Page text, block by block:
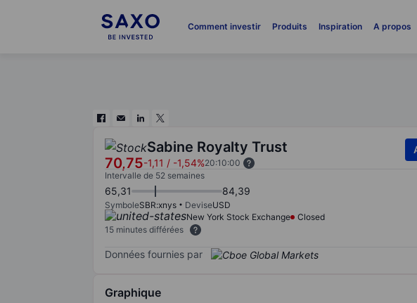
Comment investir Produits Inspiration A propos
Sabine Royalty Trust
70,75-1,11 / -1,54%20:10:00
Intervalle de 52 semaines
65,31 84,39
SymboleSBR:xnys DeviseUSD
New York Stock Exchange
Closed
15 minutes différées
Données fournies par
Graphique